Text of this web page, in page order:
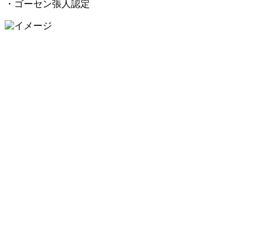
・ゴーセン張人認定